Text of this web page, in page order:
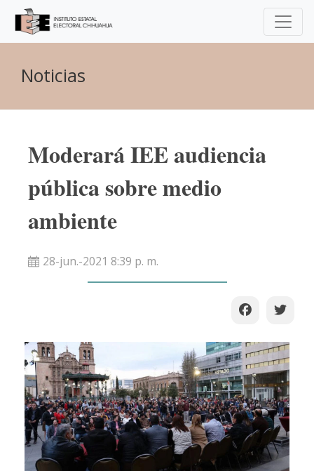
Noticias
Moderará IEE audiencia
pública sobre medio
ambiente
28-jun.-2021 8:39 p. m.